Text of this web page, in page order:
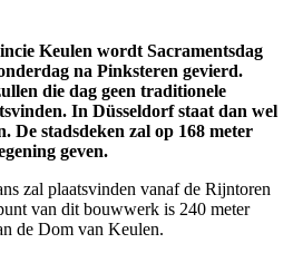
Keulen wordt Sacramentsdag
na Pinksteren gevierd.
die dag geen traditionele
In Düsseldorf staat dan wel
De stadsdeken zal op 168 meter
geven.
zal plaatsvinden vanaf de Rijntoren
van dit bouwwerk is 240 meter
de Dom van Keulen.